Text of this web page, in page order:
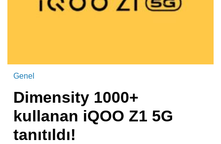
Genel
Dimensity 1000+
kullanan iQOO Z1 5G
tanıtıldı!